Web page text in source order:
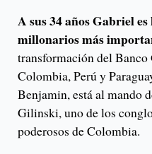
A sus 34 años Gabriel
millonarios más
transformación del
Colombia, Perú y
Benjamin, está al mando
Gilinski, uno de los
poderosos de Colombia.